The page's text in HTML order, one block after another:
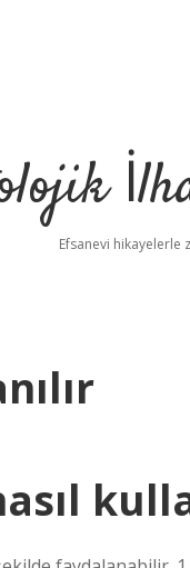
Efsanevi hikayelerle